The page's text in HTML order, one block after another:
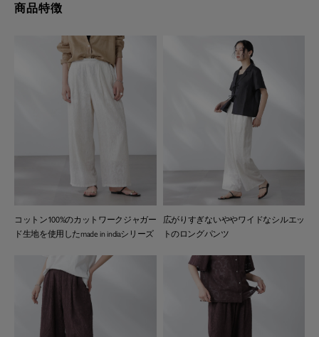
商品特徴
コットン100%のカットワークジャガー
ド生地を使用したmade in indiaシリーズ
広がりすぎないややワイドなシルエッ
トのロングパンツ